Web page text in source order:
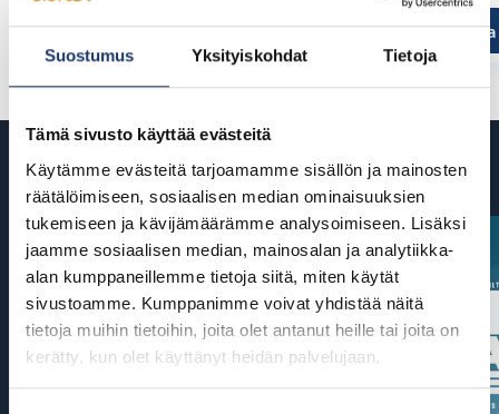
Suostumus Yksityiskohdat Tietoja
Tämä sivusto käyttää evästeitä
Käytämme evästeitä tarjoamamme sisällön ja mainosten
räätälöimiseen, sosiaalisen median ominaisuuksien
tukemiseen ja kävijämäärämme analysoimiseen. Lisäksi
jaamme sosiaalisen median, mainosalan ja analytiikka-
alan kumppaneillemme tietoja siitä, miten käytät
sivustoamme. Kumppanimme voivat yhdistää näitä
tietoja muihin tietoihin, joita olet antanut heille tai joita on
kerätty, kun olet käyttänyt heidän palvelujaan.
Tutustu ja osta Tutustu ja
Tulossa